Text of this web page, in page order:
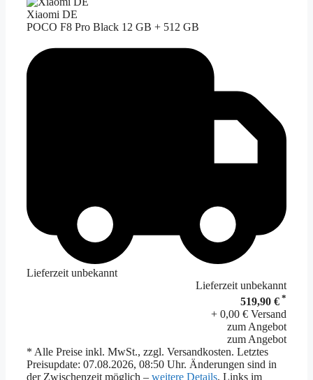
Xiaomi DE
POCO F8 Pro Black 12 GB + 512 GB
Lieferzeit unbekannt
Lieferzeit unbekannt
519,90 € *
+ 0,00 € Versand
zum Angebot
zum Angebot
* Alle Preise inkl. MwSt., zzgl. Versandkosten. Letztes
Preisupdate: 07.08.2026, 08:50 Uhr. Änderungen sind in
der Zwischenzeit möglich – weitere Details. Links im